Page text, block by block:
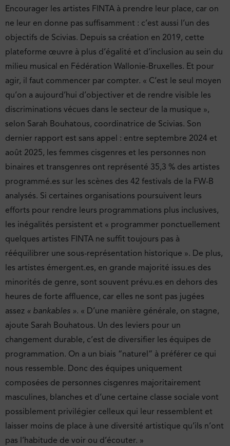
Encourager les artistes FINTA à prendre leur place, car on
ne leur en donne pas suffisamment : c’est aussi l’un des
objectifs de Scivias. Depuis sa création en 2019, cette
plateforme œuvre à plus d’égalité et d’inclusion au sein du
milieu musical en Fédération Wallonie-Bruxelles. Et pour
agir, il faut commencer par compter. « C’est le seul moyen
qu’on a aujourd’hui d’objectiver et de rendre visible les
discriminations vécues dans le secteur de la musique »,
selon Sarah Bouhatous, coordinatrice de Scivias. Son
dernier rapport est sans appel : entre septembre 2024 et
août 2025, les femmes cisgenres et les personnes non
binaires et transgenres ont représenté 35,3 % des artistes
programmé.es sur les scènes des 42 festivals de la FW-B
analysés. Si certaines organisations poursuivent leurs
efforts pour rendre leurs programmations plus inclusives,
les inégalités persistent et « programmer ponctuellement
quelques artistes FINTA ne suffit toujours pas à
rééquilibrer une sous-représentation historique ». De plus,
les artistes émergent.es, en grande majorité issu.es des
minorités de genre, sont souvent prévu.es en dehors des
heures de forte affluence, car elles ne sont pas jugées
assez « bankables ». « D’une manière générale, on stagne,
ajoute Sarah Bouhatous. Un des leviers pour un
changement durable, c’est de diversifier les équipes de
programmation. On a un biais “naturel” à préférer ce qui
nous ressemble. Donc des équipes uniquement
composées de personnes cisgenres majoritairement
masculines, blanches et d’une certaine classe sociale vont
possiblement privilégier celleux qui leur ressemblent et
laisser moins de place à une diversité artistique qu’ils n’ont
pas l’habitude de voir ou d’écouter. »